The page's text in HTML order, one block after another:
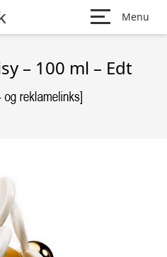
Menu
– 100 ml – Edt